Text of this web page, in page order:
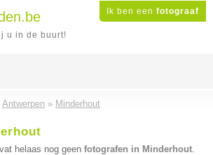
Ik ben een fotograaf
u in de buurt!
Antwerpen » Minderhout
helaas nog geen fotografen in Minderhout.